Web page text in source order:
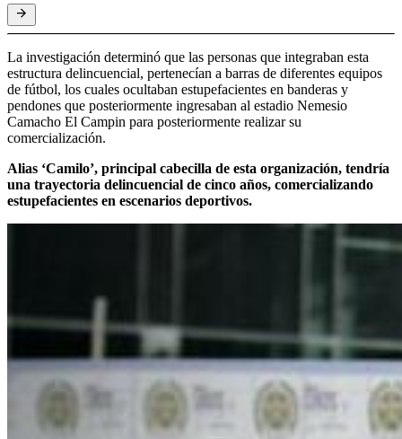
La investigación determinó que las personas que integraban esta
estructura delincuencial, pertenecían a barras de diferentes equipos
de fútbol, los cuales ocultaban estupefacientes en banderas y
pendones que posteriormente ingresaban al estadio Nemesio
Camacho El Campin para posteriormente realizar su
comercialización.
Alias ‘Camilo’, principal cabecilla de esta organización, tendría
una trayectoria delincuencial de cinco años, comercializando
estupefacientes en escenarios deportivos.